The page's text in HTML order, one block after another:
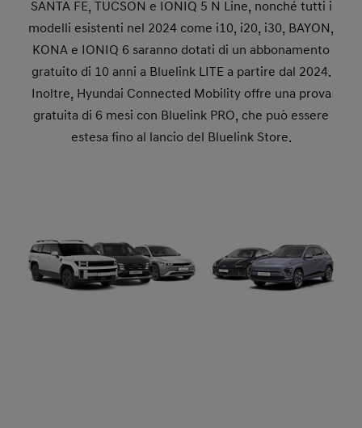
SANTA FE, TUCSON e IONIQ 5 N Line, nonché tutti i
modelli esistenti nel 2024 come i10, i20, i30, BAYON,
KONA e IONIQ 6 saranno dotati di un abbonamento
gratuito di 10 anni a Bluelink LITE a partire dal 2024.
Inoltre, Hyundai Connected Mobility offre una prova
gratuita di 6 mesi con Bluelink PRO, che può essere
estesa fino al lancio del Bluelink Store.